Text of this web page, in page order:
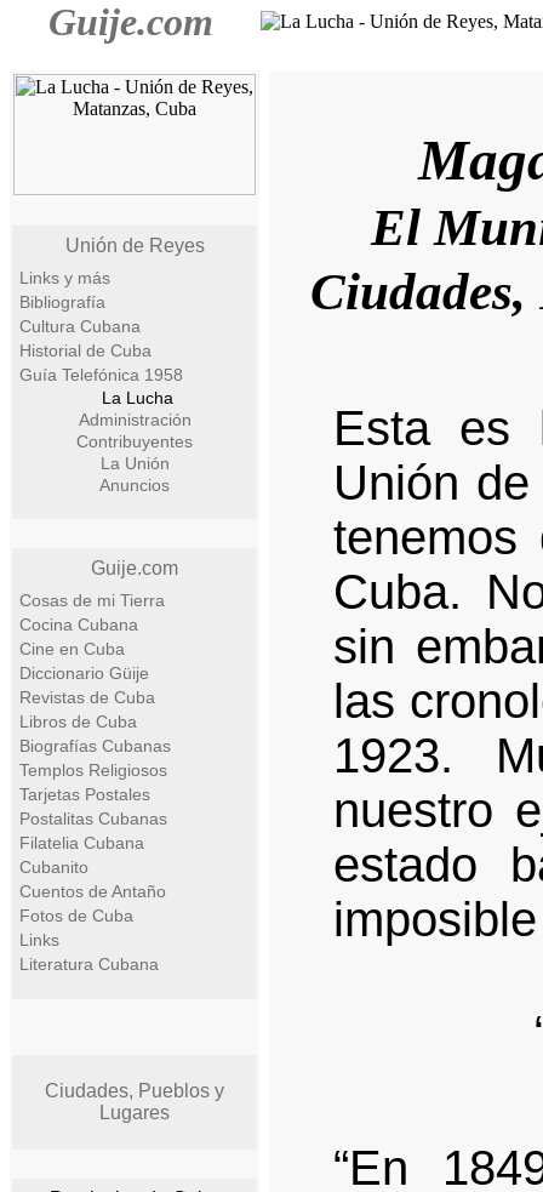
Guije.com
Unión de Reyes
Links y más
Bibliografía
Cultura Cubana
Historial de Cuba
Guía Telefónica 1958
La Lucha
Administración
Contribuyentes
La Unión
Anuncios
Guije.com
Cosas de mi Tierra
Cocina Cubana
Cine en Cuba
Diccionario Güije
Revistas de Cuba
Libros de Cuba
Biografías Cubanas
Templos Religiosos
Tarjetas Postales
Postalitas Cubanas
Filatelia Cubana
Cubanito
Cuentos de Antaño
Fotos de Cuba
Links
Literatura Cubana
Ciudades, Pueblos y
Lugares
El
Esta es
Unión
tenemos
Cuba.
sin
las
1923.
nuestro
estado
“En